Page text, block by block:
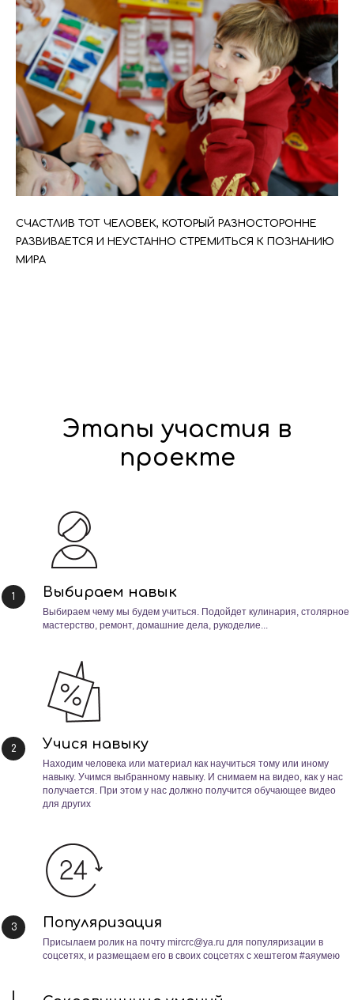
СЧАСТЛИВ ТОТ ЧЕЛОВЕК, КОТОРЫЙ РАЗНОСТОРОННЕ
РАЗВИВАЕТСЯ И НЕУСТАННО СТРЕМИТЬСЯ К ПОЗНАНИЮ
МИРА
Этапы участия в
проекте
Выбираем навык
Выбираем чему мы будем учиться. Подойдет кулинария, столярное
мастерство, ремонт, домашние дела, рукоделие...
Учися навыку
Находим человека или материал как научиться тому или иному
навыку. Учимся выбранному навыку. И снимаем на видео, как у нас
получается. При этом у нас должно получится обучающее видео
для других
Популяризация
Присылаем ролик на почту mircrc@ya.ru для популяризации в
соцсетях, и размещаем его в своих соцсетях с хештегом #аяумею